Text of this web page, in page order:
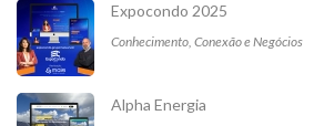
Expocondo 2025
Conhecimento, Conexão e Negócios
Alpha Energia